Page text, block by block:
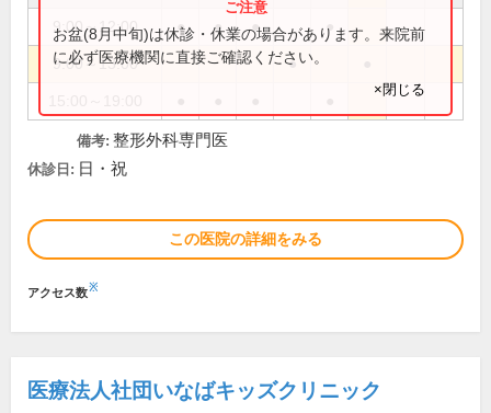
9:00～12:00 ● ● ● ●
9:00～13:00 ●
お盆(8月中旬)は休診・休業の場合があります。来院前
に必ず医療機関に直接ご確認ください。
×閉じる
備考: 整形外科専門医
休診日: 日・祝
この医院の詳細をみる
アクセス数※
医療法人社団いなばキッズクリニック